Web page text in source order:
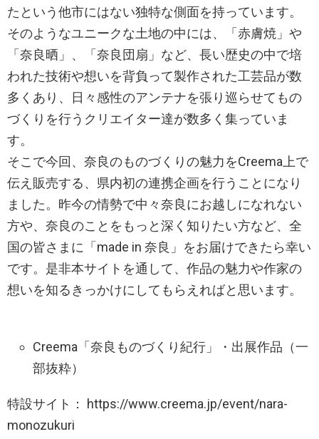
たという他市にはない独特な側面を持っています。
そのようなユニークな土地の中には、「赤膚焼」や
「奈良晒」、「奈良団扇」など、長い歴史の中で培
われた技術や想いを背負って製作された工芸品が数
多くあり、日々感性のアンテナを張り巡らせてもの
づくりを行うクリエイター達が数多く集っていま
す。
そこで今回、奈良のものづくりの魅力をCreema上で
伝え販売する、県内初の連携企画を行うことになり
ました。昨今の情勢で中々奈良にお越しになれない
方や、奈良のことをもっと深く知りたい方など、全
国の皆さまに「made in 奈良」をお届けできたら幸い
です。是非本サイトを通して、作品の魅力や作家の
想いを知るきっかけにしてもらえればと思います。
Creema「奈良ものづくり紀行」・出展作品（一
部抜粋）
特設サイト： https://www.creema.jp/event/nara-
monozukuri